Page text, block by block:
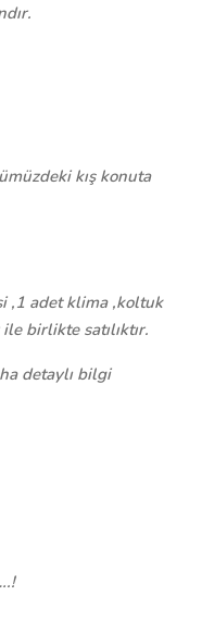
kış konuta
,1 adet klima ,koltuk
birlikte satılıktır.
detaylı bilgi